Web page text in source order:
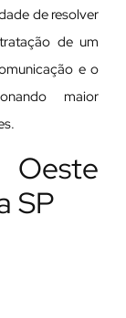
de resolver
de um
e o
maior
SP